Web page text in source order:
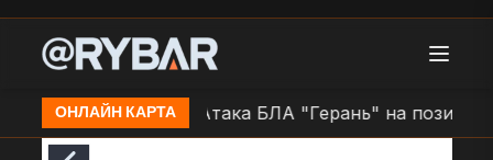
ОНЛАЙН КАРТА
н.п. Очаков Атака БЛА "Герань" на позиции